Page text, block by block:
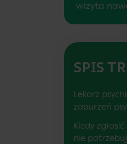
wizyta
SPIS
Lekarz
zaburzeń
Kiedy
nie